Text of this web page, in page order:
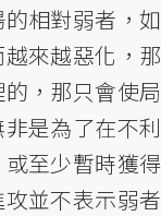
相對弱者，如
來越惡化，那
，那只會使局
是為了在不利
至少暫時獲得
並不表示弱者